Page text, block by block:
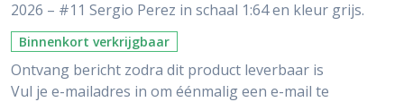
2026 – #11 Sergio Perez in schaal 1:64 en kleur grijs.
Binnenkort verkrijgbaar
Ontvang bericht zodra dit product leverbaar is
Vul je e-mailadres in om éénmalig een e-mail te